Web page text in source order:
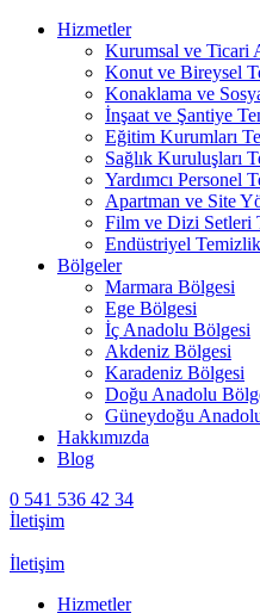
Hizmetler
Kurumsal ve Ticari
Konut ve Bireysel
Konaklama ve
İnşaat ve Şantiye
Eğitim Kurumları
Sağlık Kuruluşları
Yardımcı Personel
Apartman ve Site
Film ve Dizi Setleri
Endüstriyel
Bölgeler
Marmara Bölgesi
Ege Bölgesi
İç Anadolu Bölgesi
Akdeniz Bölgesi
Karadeniz Bölgesi
Doğu Anadolu
Güneydoğu
Hakkımızda
Blog
0 541 536 42 34
İletişim
İletişim
Hizmetler